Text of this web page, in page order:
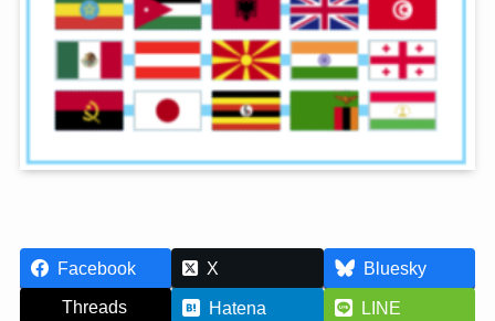
Facebook X
Bluesky
Threads
Hatena
LINE